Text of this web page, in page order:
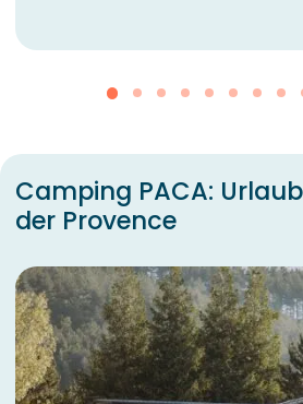
Camping PACA:
der Provence